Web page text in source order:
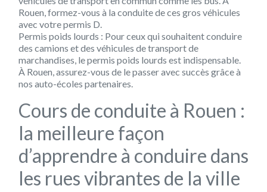
Rouen, formez-vous à la conduite de ces gros véhicules
avec votre permis D.
Permis poids lourds : Pour ceux qui souhaitent conduire
des camions et des véhicules de transport de
marchandises, le permis poids lourds est indispensable.
À Rouen, assurez-vous de le passer avec succès grâce à
nos auto-écoles partenaires.
Cours de conduite à Rouen :
la meilleure façon
d’apprendre à conduire dans
les rues vibrantes de la ville